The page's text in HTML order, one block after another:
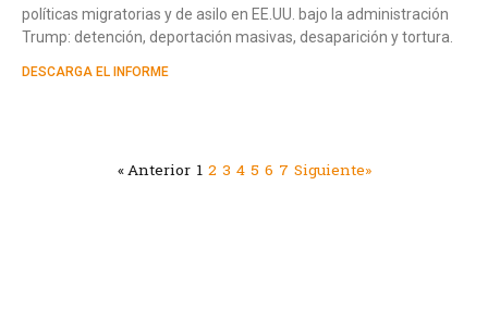
políticas migratorias y de asilo en EE.UU. bajo la administración
Trump: detención, deportación masivas, desaparición y tortura.
DESCARGA EL INFORME
« Anterior 1 2 3 4 5 6 7 Siguiente»